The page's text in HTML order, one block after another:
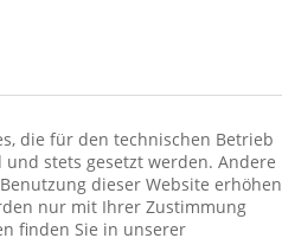
Farbton anthrazit.
die für den technischen Betrieb
stets gesetzt werden. Andere
dieser Website erhöhen
nur mit Ihrer Zustimmung
finden Sie in unserer